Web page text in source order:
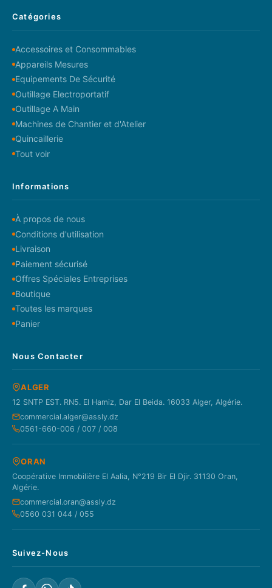
Catégories
Accessoires et Consommables
Appareils Mesures
Equipements De Sécurité
Outillage Electroportatif
Outillage A Main
Machines de Chantier et d'Atelier
Quincaillerie
Tout voir
Informations
À propos de nous
Conditions d'utilisation
Livraison
Paiement sécurisé
Offres Spéciales Entreprises
Boutique
Toutes les marques
Panier
Nous Contacter
ALGER
12 SNTP EST. RN5. El Hamiz, Dar El Beida. 16033 Alger, Algérie.
commercial.alger@assly.dz
0561-660-006 / 007 / 008
ORAN
Coopérative Immobilière El Aalia, N°219 Bir El Djir. 31130 Oran,
Algérie.
commercial.oran@assly.dz
0560 031 044 / 055
Suivez-Nous